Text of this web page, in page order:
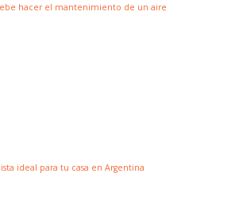
hacer el mantenimiento de un aire
ideal para tu casa en Argentina